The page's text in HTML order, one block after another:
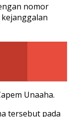
nomor
Unaaha.
tersebut pada